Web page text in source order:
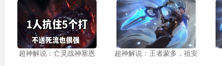
超神解说：亡灵战神塞恩 超神解说：王者蒙多，祖安